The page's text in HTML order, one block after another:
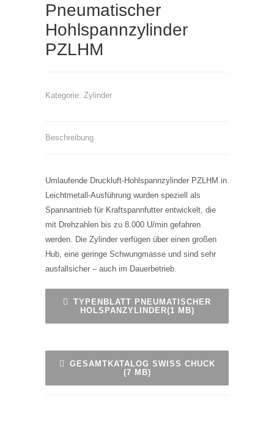
Pneumatischer
Hohlspannzylinder
PZLHM
Kategorie: Zylinder
Beschreibung
Umlaufende Druckluft-Hohlspannzylinder PZLHM in
Leichtmetall-Ausführung wurden speziell als
Spannantrieb für Kraftspannfutter entwickelt, die
mit Drehzahlen bis zu 8.000 U/min gefahren
werden. Die Zylinder verfügen über einen großen
Hub, eine geringe Schwungmasse und sind sehr
ausfallsicher – auch im Dauerbetrieb.
TYPENBLATT PNEUMATISCHER
HOLSPANZYLINDER(1 MB)
GESAMTKATALOG SWISS CHUCK
(7 MB)